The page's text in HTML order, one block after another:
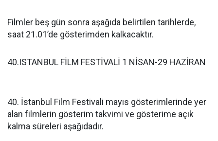
Filmler beş gün sonra aşağıda belirtilen tarihlerde,
saat 21.01’de gösterimden kalkacaktır.
40.ISTANBUL FİLM FESTİVALİ 1 NİSAN-29 HAZİRAN
40. İstanbul Film Festivali mayıs gösterimlerinde yer
alan filmlerin gösterim takvimi ve gösterime açık
kalma süreleri aşağıdadır.